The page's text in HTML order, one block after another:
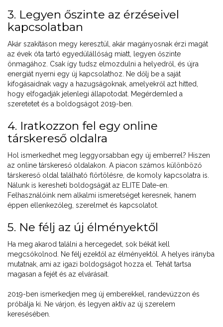
3. Legyen őszinte az érzéseivel
kapcsolatban
Akár szakításon megy keresztül, akár magányosnak érzi magát
az évek óta tartó egyedülállóság miatt, legyen őszinte
önmagához. Csak így tudsz elmozdulni a helyedről, és újra
energiát nyerni egy új kapcsolathoz. Ne dőlj be a saját
kifogásaidnak vagy a hazugságoknak, amelyekről azt hitted,
hogy elfogadják jelenlegi állapotodat. Megérdemled a
szeretetet és a boldogságot 2019-ben.
4. Iratkozzon fel egy online
társkereső oldalra
Hol ismerkedhet meg leggyorsabban egy új emberrel? Hiszen
az online társkereső oldalakon. A piacon számos különböző
társkereső oldal található flörtölésre, de komoly kapcsolatra is.
Nálunk is keresheti boldogságát az ELITE Date-en.
Felhasználóink nem alkalmi ismeretséget keresnek, hanem
éppen ellenkezőleg, szerelmet és kapcsolatot.
5. Ne félj az új élményektől
Ha meg akarod találni a hercegedet, sok békát kell
megcsókolnod. Ne félj ezektől az élményektől. A helyes irányba
mutatnak, ami az igazi boldogságot hozza el. Tehát tartsa
magasan a fejét és az elvárásait.
2019-ben ismerkedjen meg új emberekkel, randevúzzon és
próbálja ki. Ne várjon, és legyen aktív az új szerelem
keresésében.